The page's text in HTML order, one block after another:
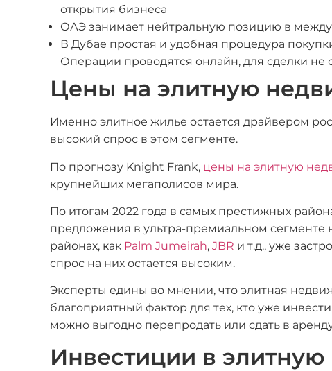
открытия бизнеса
ОАЭ занимает нейтральную позицию в
В Дубае простая и удобная процедура
Операции проводятся онлайн, для сделки не
Цены на элитную
Именно элитное жилье остается драйвером
высокий спрос в этом сегменте.
По прогнозу Knight Frank, цены на элитную
крупнейших мегаполисов мира.
По итогам 2022 года в самых престижных
предложения в ультра-премиальном сегменте
районах, как Palm Jumeirah, JBR и т.д., уже
спрос на них остается высоким.
Эксперты едины во мнении, что элитная
благоприятный фактор для тех, кто уже
можно выгодно перепродать или сдать в
Инвестиции в